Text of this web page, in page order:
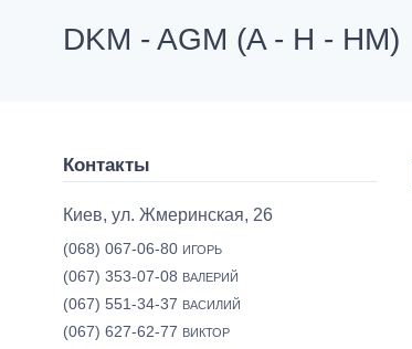
DKM - AGM (A - H - HM)
Контакты
Киев, ул. Жмеринская, 26
(068) 067-06-80 ИГОРЬ
(067) 353-07-08 ВАЛЕРИЙ
(067) 551-34-37 ВАСИЛИЙ
(067) 627-62-77 ВИКТОР